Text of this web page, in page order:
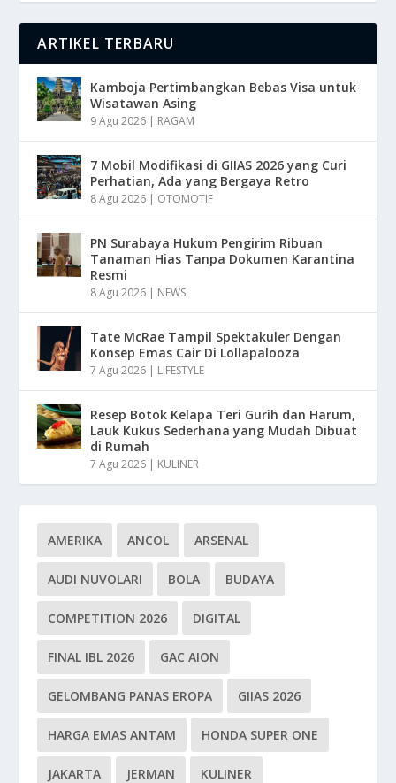
ARTIKEL TERBARU
Kamboja Pertimbangkan Bebas Visa untuk
Wisatawan Asing
9 Agu 2026 | RAGAM
7 Mobil Modifikasi di GIIAS 2026 yang Curi
Perhatian, Ada yang Bergaya Retro
8 Agu 2026 | OTOMOTIF
PN Surabaya Hukum Pengirim Ribuan
Tanaman Hias Tanpa Dokumen Karantina
Resmi
8 Agu 2026 | NEWS
Tate McRae Tampil Spektakuler Dengan
Konsep Emas Cair Di Lollapalooza
7 Agu 2026 | LIFESTYLE
Resep Botok Kelapa Teri Gurih dan Harum,
Lauk Kukus Sederhana yang Mudah Dibuat
di Rumah
7 Agu 2026 | KULINER
AMERIKA ANCOL ARSENAL
AUDI NUVOLARI BOLA BUDAYA
COMPETITION 2026 DIGITAL
FINAL IBL 2026 GAC AION
GELOMBANG PANAS EROPA GIIAS 2026
HARGA EMAS ANTAM HONDA SUPER ONE
JAKARTA JERMAN KULINER